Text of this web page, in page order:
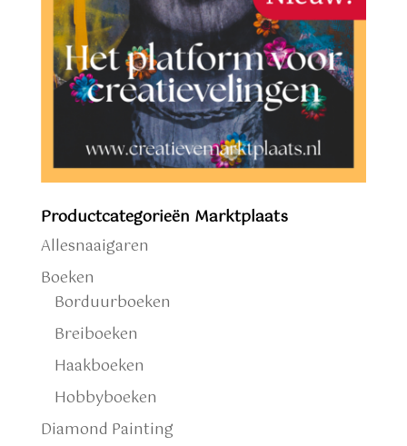
Productcategorieën Marktplaats
Allesnaaigaren
Boeken
Borduurboeken
Breiboeken
Haakboeken
Hobbyboeken
Diamond Painting